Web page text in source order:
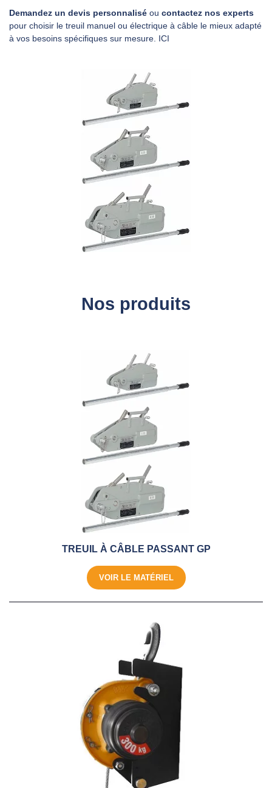
Demandez un devis personnalisé ou contactez nos experts
pour choisir le treuil manuel ou électrique à câble le mieux adapté
à vos besoins spécifiques sur mesure. ICI
Nos produits
TREUIL À CÂBLE PASSANT GP
VOIR LE MATÉRIEL